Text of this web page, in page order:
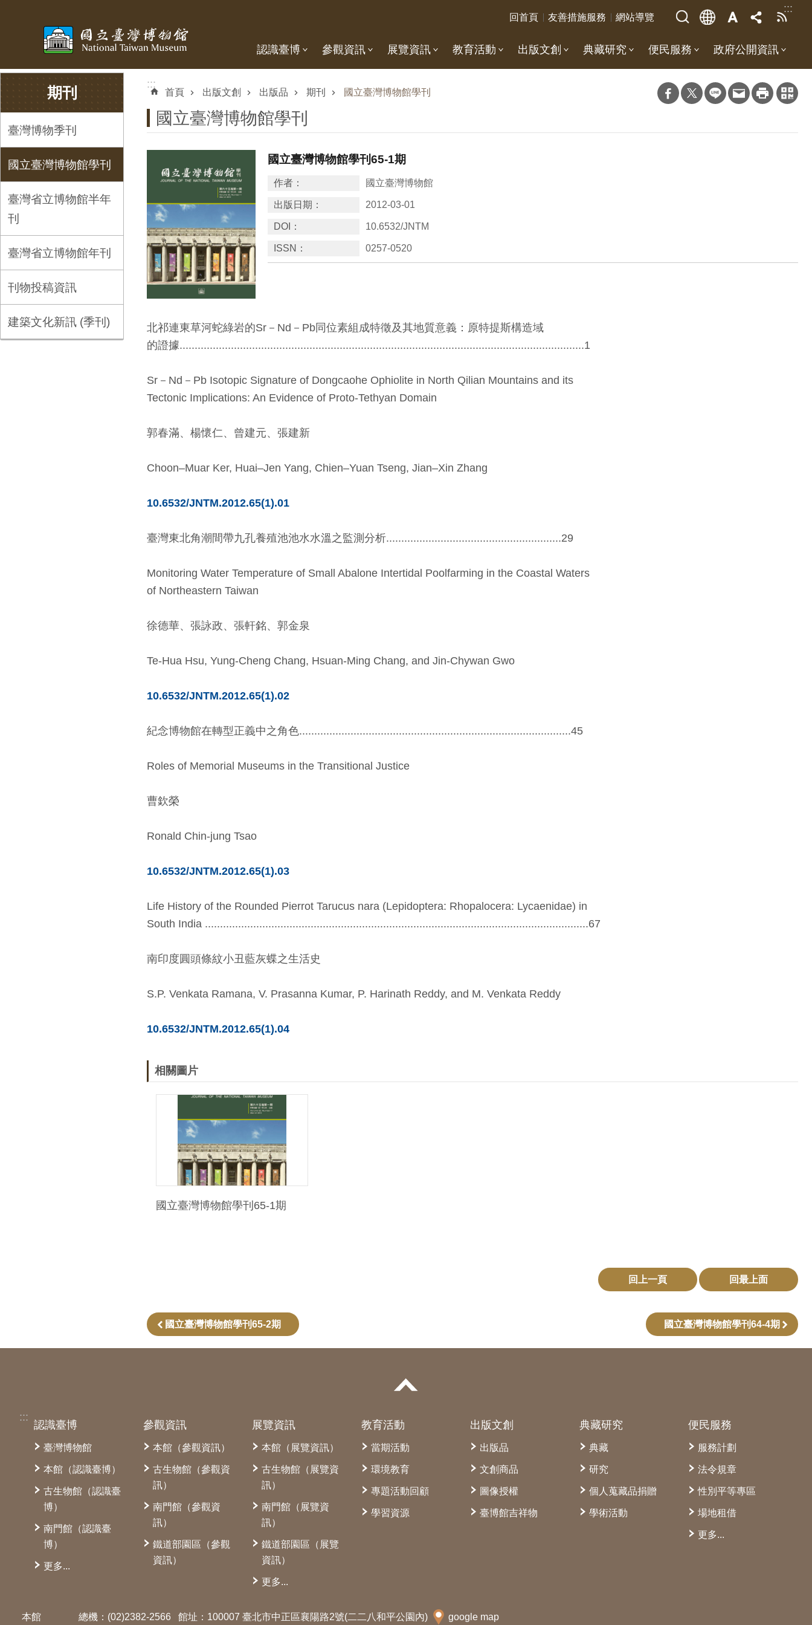
:::
回首頁 友善措施服務 網站導覽
認識臺博 參觀資訊 展覽資訊 教育活動 出版文創 典藏研究 便民服務 政府公開資訊
期刊
臺灣博物季刊
國立臺灣博物館學刊
臺灣省立博物館半年
刊
臺灣省立博物館年刊
刊物投稿資訊
建築文化新訊 (季刊)
:::
首頁 出版文創 出版品 期刊 國立臺灣博物館學刊
國立臺灣博物館學刊
國立臺灣博物館學刊65-1期
作者： 國立臺灣博物館
出版日期： 2012-03-01
DOI： 10.6532/JNTM
ISSN： 0257-0520
北祁連東草河蛇綠岩的Sr－Nd－Pb同位素組成特徵及其地質意義：原特提斯構造域
的證據......................................................................................................................................1
Sr－Nd－Pb Isotopic Signature of Dongcaohe Ophiolite in North Qilian Mountains and its
Tectonic Implications: An Evidence of Proto-Tethyan Domain
郭春滿、楊懷仁、曾建元、張建新
Choon–Muar Ker, Huai–Jen Yang, Chien–Yuan Tseng, Jian–Xin Zhang
10.6532/JNTM.2012.65(1).01
臺灣東北角潮間帶九孔養殖池池水水溫之監測分析..........................................................29
Monitoring Water Temperature of Small Abalone Intertidal Poolfarming in the Coastal Waters
of Northeastern Taiwan
徐德華、張詠政、張軒銘、郭金泉
Te-Hua Hsu, Yung-Cheng Chang, Hsuan-Ming Chang, and Jin-Chywan Gwo
10.6532/JNTM.2012.65(1).02
紀念博物館在轉型正義中之角色..........................................................................................45
Roles of Memorial Museums in the Transitional Justice
曹欽榮
Ronald Chin-jung Tsao
10.6532/JNTM.2012.65(1).03
Life History of the Rounded Pierrot Tarucus nara (Lepidoptera: Rhopalocera: Lycaenidae) in
South India ...............................................................................................................................67
南印度圓頭條紋小丑藍灰蝶之生活史
S.P. Venkata Ramana, V. Prasanna Kumar, P. Harinath Reddy, and M. Venkata Reddy
10.6532/JNTM.2012.65(1).04
相關圖片
國立臺灣博物館學刊65-1期
回上一頁 回最上面
國立臺灣博物館學刊65-2期 國立臺灣博物館學刊64-4期
:::
認識臺博
臺灣博物館
本館（認識臺博）
古生物館（認識臺
博）
南門館（認識臺
博）
更多...
參觀資訊
本館（參觀資訊）
古生物館（參觀資
訊）
南門館（參觀資
訊）
鐵道部園區（參觀
資訊）
展覽資訊
本館（展覽資訊）
古生物館（展覽資
訊）
南門館（展覽資
訊）
鐵道部園區（展覽
資訊）
更多...
教育活動
當期活動
環境教育
專題活動回顧
學習資源
出版文創
出版品
文創商品
圖像授權
臺博館吉祥物
典藏研究
典藏
研究
個人蒐藏品捐贈
學術活動
便民服務
服務計劃
法令規章
性別平等專區
場地租借
更多...
本館 總機：(02)2382-2566 館址：100007 臺北市中正區襄陽路2號(二二八和平公園內) google map